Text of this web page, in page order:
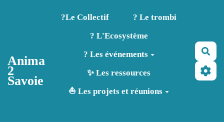
Aller au contenu principal
Anima
2
Savoie
?️Le Collectif
? Le trombi
? L'Ecosystème
? Les événements
✨ Les ressources
⛵ Les projets et réunions